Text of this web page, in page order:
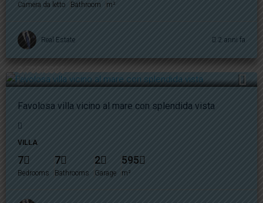
Camera da letto Bathroom m²
Real Estate 2 anni fa
3.700.000€
Favolosa villa vicino al mare con splendida vista
VILLA
7
Bedrooms
7
Bathrooms
2
Garage
595
m²